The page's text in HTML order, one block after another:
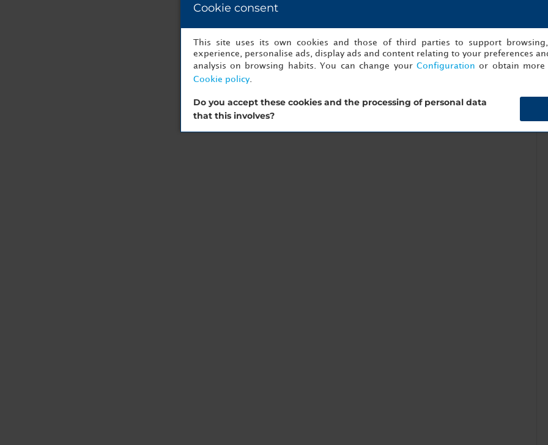
Cookie consent
This site uses its own cookies and those of third parties to support
experience, personalise ads, display ads and content relating to your preferences
analysis on browsing habits. You can change your Configuration or obtain
Cookie policy.
Do you accept these cookies and the processing of personal data
that this involves?